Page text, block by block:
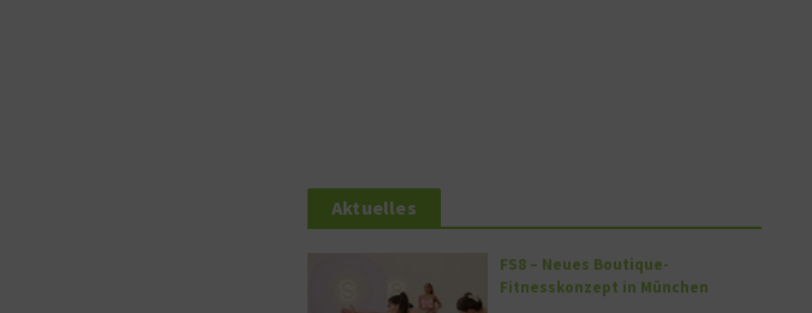
Aktuelles
FS8 – Neues Boutique-
Fitnesskonzept in München